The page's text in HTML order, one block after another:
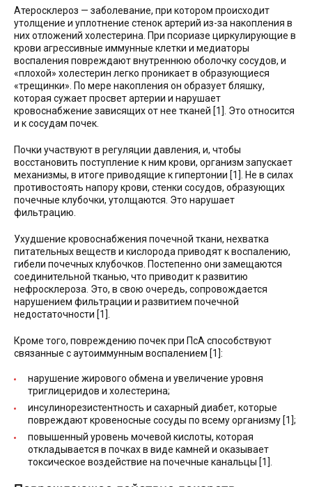
Атеросклероз — заболевание, при котором происходит
утолщение и уплотнение стенок артерий из-за накопления в
них отложений холестерина. При псориазе циркулирующие в
крови агрессивные иммунные клетки и медиаторы
воспаления повреждают внутреннюю оболочку сосудов, и
«плохой» холестерин легко проникает в образующиеся
«трещинки». По мере накопления он образует бляшку,
которая сужает просвет артерии и нарушает
кровоснабжение зависящих от нее тканей [1]. Это относится
и к сосудам почек.
Почки участвуют в регуляции давления, и, чтобы
восстановить поступление к ним крови, организм запускает
механизмы, в итоге приводящие к гипертонии [1]. Не в силах
противостоять напору крови, стенки сосудов, образующих
почечные клубочки, утолщаются. Это нарушает
фильтрацию.
Ухудшение кровоснабжения почечной ткани, нехватка
питательных веществ и кислорода приводят к воспалению,
гибели почечных клубочков. Постепенно они замещаются
соединительной тканью, что приводит к развитию
нефросклероза. Это, в свою очередь, сопровождается
нарушением фильтрации и развитием почечной
недостаточности [1].
Кроме того, повреждению почек при ПсА способствуют
связанные с аутоиммунным воспалением [1]:
нарушение жирового обмена и увеличение уровня
триглицеридов и холестерина;
инсулинорезистентность и сахарный диабет, которые
повреждают кровеносные сосуды по всему организму [1];
повышенный уровень мочевой кислоты, которая
откладывается в почках в виде камней и оказывает
токсическое воздействие на почечные канальцы [1].